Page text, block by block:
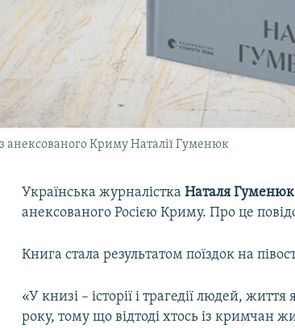
анексованого Криму Наталії Гуменюк
Українська журналісткаНаталя Гуменюк
анексованого Росією Криму. Про це
Книга стала результатом поїздок на
«У книзі – історії і трагедії людей,
року, тому що відтоді хтось із кримчан